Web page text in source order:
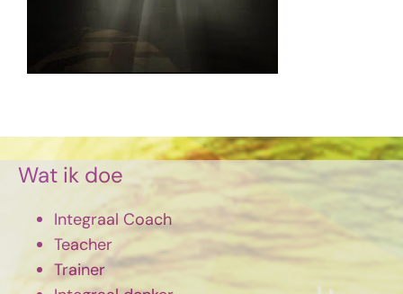
Wat ik doe
Integraal Coach
Teacher
Trainer